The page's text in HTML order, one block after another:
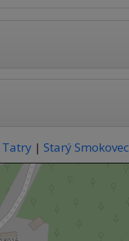
Tatry | Starý Smokovec